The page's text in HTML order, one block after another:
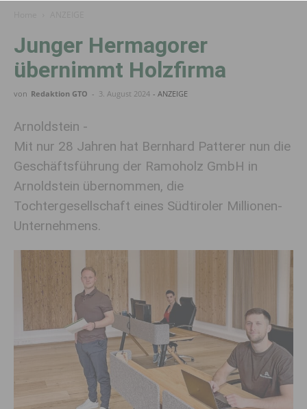
Junger Hermagorer
übernimmt Holzfirma
von Redaktion GTO - 3. August 2024 - ANZEIGE
Arnoldstein -
Mit nur 28 Jahren hat Bernhard Patterer nun die
Geschäftsführung der Ramoholz GmbH in
Arnoldstein übernommen, die
Tochtergesellschaft eines Südtiroler Millionen-
Unternehmens.